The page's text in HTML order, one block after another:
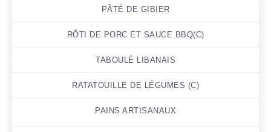
PÂTÉ DE GIBIER
RÔTI DE PORC ET SAUCE BBQ(C)
TABOULÉ LIBANAIS
RATATOUILLE DE LÉGUMES (C)
PAINS ARTISANAUX